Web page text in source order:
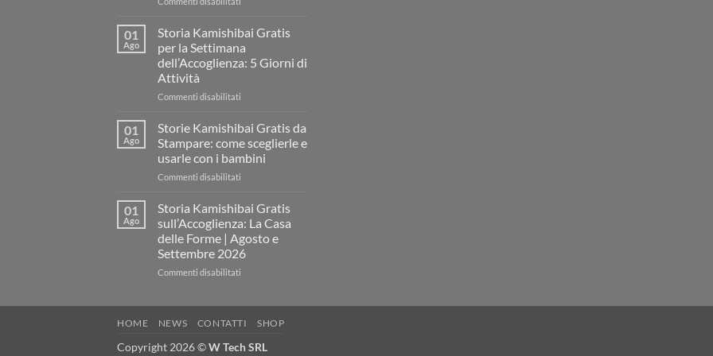
Kamishibai
gratis
sull’Accoglienza:
come
senza
fare
una
01
Ago
Storia Kamishibai Gratis
per la Settimana
dell’Accoglienza: 5 Giorni di
Attività
Commenti disabilitati
Kamishibai
Gratis
per
la
di
Attività
01
Ago
Storie Kamishibai Gratis da
Stampare: come sceglierle e
usarle con i bambini
Commenti disabilitati
Kamishibai
Gratis
da
Stampare:
come
i
01
Ago
Storia Kamishibai Gratis
sull’Accoglienza: La Casa
delle Forme | Agosto e
Settembre 2026
Commenti disabilitati
sull’Accoglienza:
Casa
HOME NEWS CONTATTI SHOP
Copyright 2026 ©W Tech SRL